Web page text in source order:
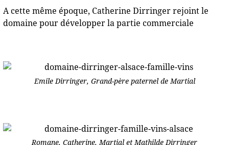
A cette même époque, Catherine Dirringer rejoint le
domaine pour développer la partie commerciale
Emile Dirringer, Grand-père paternel de Martial
Romane, Catherine, Martial et Mathilde Dirringer